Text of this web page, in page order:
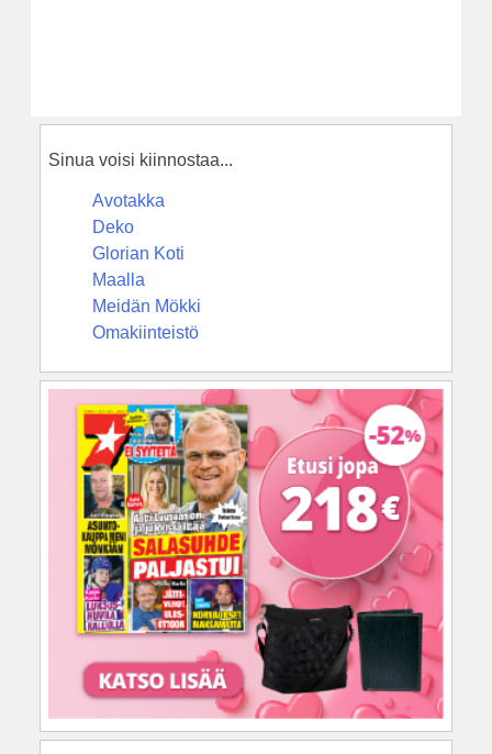
Sinua voisi kiinnostaa...
Avotakka
Deko
Glorian Koti
Maalla
Meidän Mökki
Omakiinteistö